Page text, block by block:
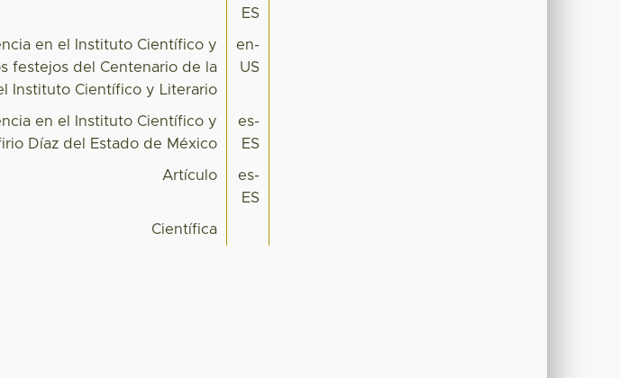
ES
en el Instituto Científico y
festejos del Centenario de la
Instituto Científico y Literario
en-
US
en el Instituto Científico y
Díaz del Estado de México
es-
ES
Artículo
es-
ES
Científica